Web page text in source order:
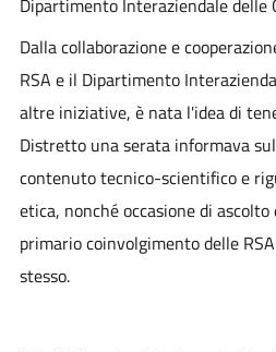
Dalla collaborazione e
RSA e il Dipartimento
altre iniziative, è nata l'idea di
Distretto una serata informava
contenuto tecnico-scientifico e
etica, nonché occasione di
primario coinvolgimento delle
stesso.